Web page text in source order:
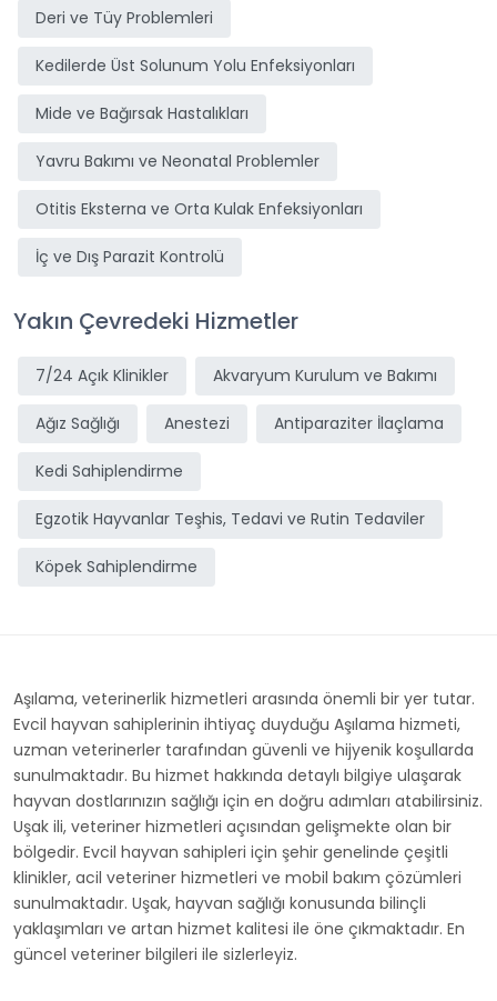
Deri ve Tüy Problemleri
Kedilerde Üst Solunum Yolu Enfeksiyonları
Mide ve Bağırsak Hastalıkları
Yavru Bakımı ve Neonatal Problemler
Otitis Eksterna ve Orta Kulak Enfeksiyonları
İç ve Dış Parazit Kontrolü
Yakın Çevredeki Hizmetler
7/24 Açık Klinikler Akvaryum Kurulum ve Bakımı
Ağız Sağlığı Anestezi Antiparaziter İlaçlama
Kedi Sahiplendirme
Egzotik Hayvanlar Teşhis, Tedavi ve Rutin Tedaviler
Köpek Sahiplendirme
Aşılama, veterinerlik hizmetleri arasında önemli bir yer tutar.
Evcil hayvan sahiplerinin ihtiyaç duyduğu Aşılama hizmeti,
uzman veterinerler tarafından güvenli ve hijyenik koşullarda
sunulmaktadır. Bu hizmet hakkında detaylı bilgiye ulaşarak
hayvan dostlarınızın sağlığı için en doğru adımları atabilirsiniz.
Uşak ili, veteriner hizmetleri açısından gelişmekte olan bir
bölgedir. Evcil hayvan sahipleri için şehir genelinde çeşitli
klinikler, acil veteriner hizmetleri ve mobil bakım çözümleri
sunulmaktadır. Uşak, hayvan sağlığı konusunda bilinçli
yaklaşımları ve artan hizmet kalitesi ile öne çıkmaktadır. En
güncel veteriner bilgileri ile sizlerleyiz.